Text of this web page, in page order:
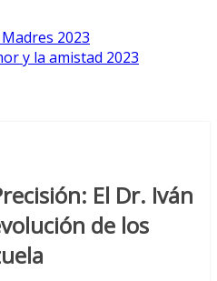
2023
y la amistad 2023
El Dr. Iván
de los